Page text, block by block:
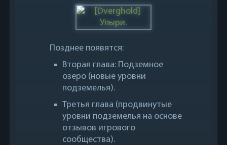
Позднее появятся:
Вторая глава: Подземное
озеро (новые уровни
подземелья).
Третья глава (продвинутые
уровни подземелья на основе
отзывов игрового
сообщества).